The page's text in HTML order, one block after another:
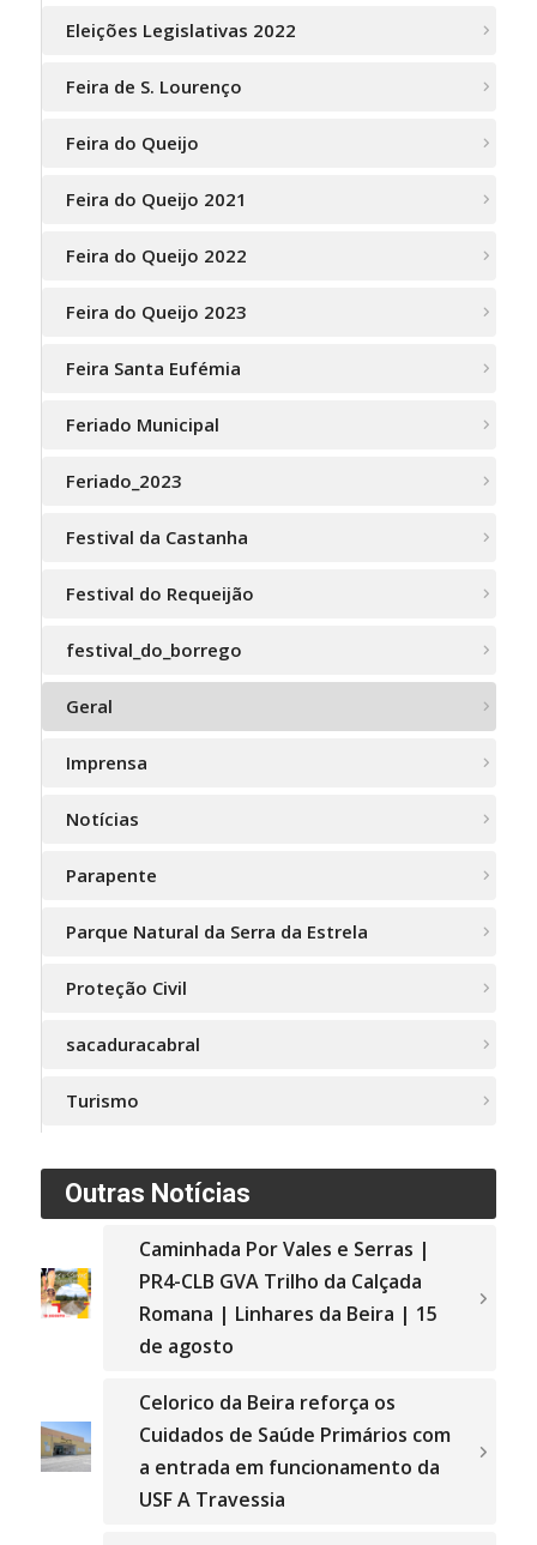
Eleições Legislativas 2022
Feira de S. Lourenço
Feira do Queijo
Feira do Queijo 2021
Feira do Queijo 2022
Feira do Queijo 2023
Feira Santa Eufémia
Feriado Municipal
Feriado_2023
Festival da Castanha
Festival do Requeijão
festival_do_borrego
Geral
Imprensa
Notícias
Parapente
Parque Natural da Serra da Estrela
Proteção Civil
sacaduracabral
Turismo
Outras Notícias
Caminhada Por Vales e Serras |
PR4-CLB GVA Trilho da Calçada
Romana | Linhares da Beira | 15
de agosto
Celorico da Beira reforça os
Cuidados de Saúde Primários com
a entrada em funcionamento da
USF A Travessia